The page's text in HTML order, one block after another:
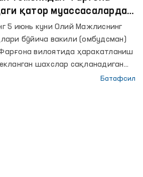
филиали ва шу тумандаги
бўлган шахслар учун
интернат уйларида
ташрифлари амалга оширилди.
қатор муассасаларда
ўрганилди
5 июнь куни Олий Мажлиснинг
бўйича вакили (омбудсман)
вилоятида ҳаракатланиш
шахслар сақланадиган
мониторинг
Батафсил